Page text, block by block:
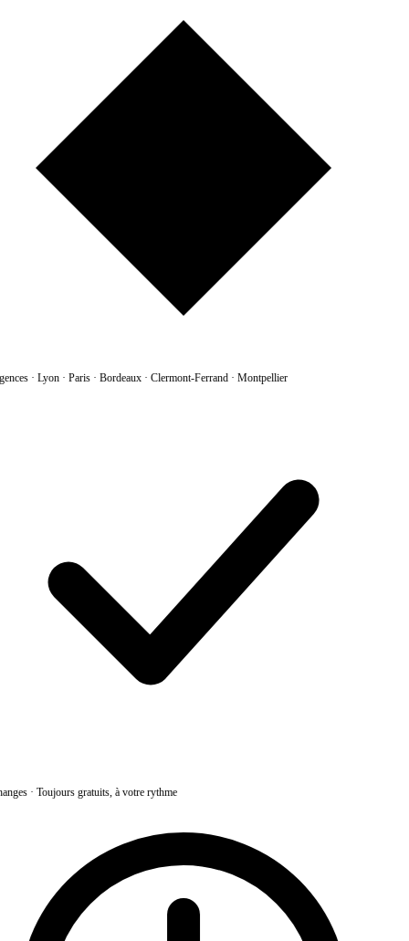
·Lyon · Paris · Bordeaux · Clermont-Ferrand · Montpellier
·Toujours gratuits, à votre rythme